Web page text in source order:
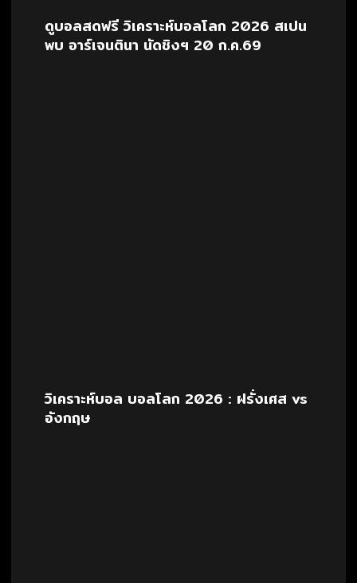
ดูบอลสดฟรี วิเคราะห์บอลโลก 2026 สเปน
พบ อาร์เจนตินา นัดชิงฯ 20 ก.ค.69
วิเคราะห์บอล บอลโลก 2026 : ฝรั่งเศส vs
อังกฤษ